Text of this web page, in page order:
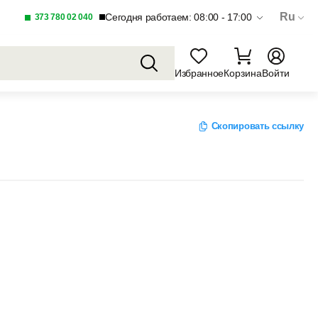
373 780 02 040 Сегодня работаем: 08:00 - 17:00 Ru
ИзбранноеКорзинаВойти
Скопировать ссылку